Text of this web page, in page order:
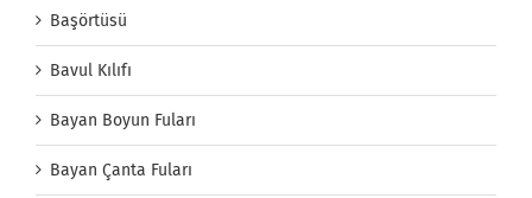
Başörtüsü
Bavul Kılıfı
Bayan Boyun Fuları
Bayan Çanta Fuları